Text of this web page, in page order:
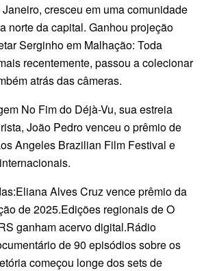
cresceu em uma comunidade
norte da capital. Ganhou projeção
Serginho em Malhação: Toda
recentemente, passou a colecionar
atrás das câmeras.
No Fim do Déjà-Vu, sua estreia
João Pedro venceu o prêmio de
Angeles Brazilian Film Festival e
Alves Cruz vence prêmio da
de 2025.Edições regionais de O
ganham acervo digital.Rádio
de 90 episódios sobre os
começou longe dos sets de